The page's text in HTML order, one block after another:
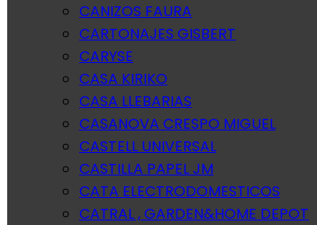
CANIZOS FAURA
CARTONAJES GISBERT
CARYSE
CASA KIRIKO
CASA LLEBARIAS
CASANOVA CRESPO MIGUEL
CASTELL UNIVERSAL
CASTILLA PAPEL JM
CATA ELECTRODOMESTICOS
CATRAL , GARDEN&HOME DEPOT